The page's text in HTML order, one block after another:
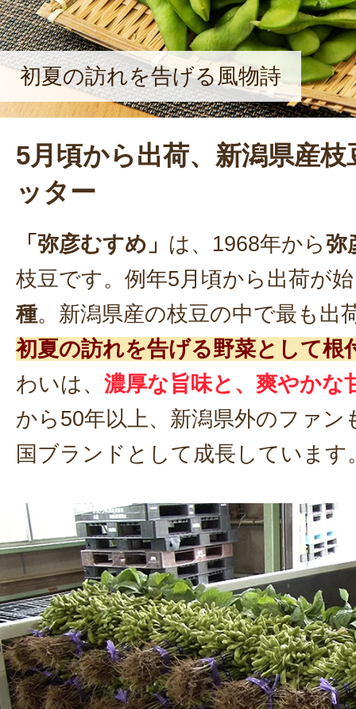
だという。
※2022年4月1日、JA越後中央は合併
やき」になりました。
初夏の訪れを告げる風物詩
5月頃から出荷、新潟県産
ッター
「弥彦むすめ」 は、1968年から弥
枝豆です。例年5月頃から出荷が
種。新潟県産の枝豆の中で最も出
初夏の訪れを告げる野菜として根
わいは、 濃厚な旨味と、爽やかな
から50年以上、新潟県外のファン
国ブランドとして成長しています